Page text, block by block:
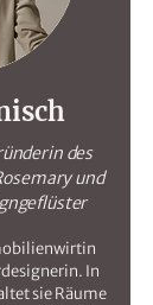
des
und
In
sie Räume